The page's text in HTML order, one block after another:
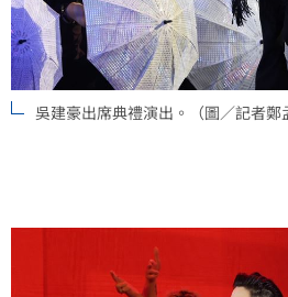
吳建豪出席典禮演出。（圖／記者鄭